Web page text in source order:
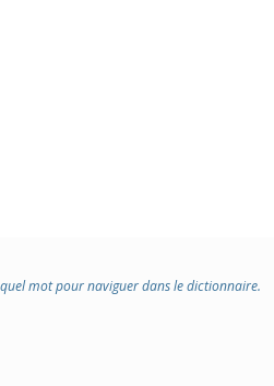
mot pour naviguer dans le dictionnaire.